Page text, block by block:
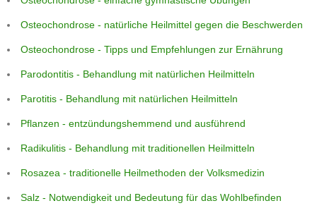
Osteochondrose - natürliche Heilmittel gegen die Beschwerden
Osteochondrose - Tipps und Empfehlungen zur Ernährung
Parodontitis - Behandlung mit natürlichen Heilmitteln
Parotitis - Behandlung mit natürlichen Heilmitteln
Pflanzen - entzündungshemmend und ausführend
Radikulitis - Behandlung mit traditionellen Heilmitteln
Rosazea - traditionelle Heilmethoden der Volksmedizin
Salz - Notwendigkeit und Bedeutung für das Wohlbefinden